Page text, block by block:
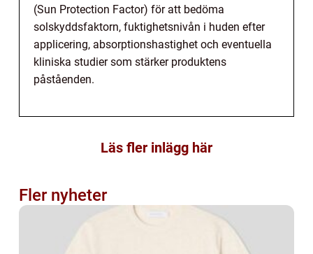
(Sun Protection Factor) för att bedöma
solskyddsfaktorn, fuktighetsnivån i huden efter
applicering, absorptionshastighet och eventuella
kliniska studier som stärker produktens
påståenden.
Läs fler inlägg här
Fler nyheter